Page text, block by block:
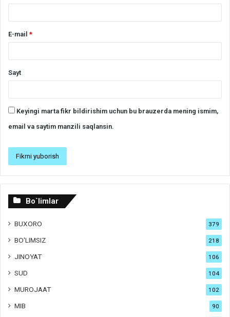
E-mail*
Sayt
Keyingi marta fikr bildirishim uchun bu brauzerda mening ismim,
email va saytim manzili saqlansin.
Bo`limlar
BUXORO 379
BO'LIMSIZ 218
JINOYAT 106
SUD 104
MUROJAAT 102
MIB 90